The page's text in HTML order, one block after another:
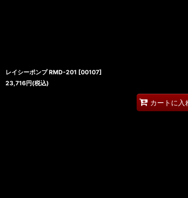
レイシーポンプ RMD-201 [00107]
23,716円(税込)
カートに入